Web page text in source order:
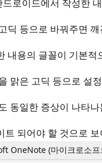
로이드에서 작성한
딕 등으로 바꿔주면
내용의 글꼴이 기본
맑은 고딕 등으로 설
동일한 증상이 나타
되어야 할 것으로
OneNote (마이크로소